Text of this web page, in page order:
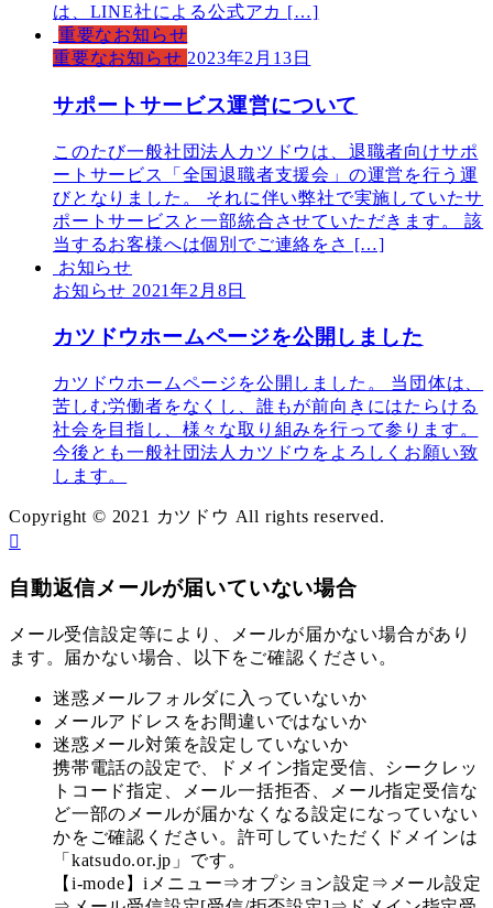
は、LINE社による公式アカ […]
重要なお知らせ
重要なお知らせ 2023年2月13日
サポートサービス運営について
このたび一般社団法人カツドウは、退職者向けサポ
ートサービス「全国退職者支援会」の運営を行う運
びとなりました。 それに伴い弊社で実施していたサ
ポートサービスと一部統合させていただきます。 該
当するお客様へは個別でご連絡をさ […]
お知らせ
お知らせ 2021年2月8日
カツドウホームページを公開しました
カツドウホームページを公開しました。 当団体は、
苦しむ労働者をなくし、誰もが前向きにはたらける
社会を目指し、様々な取り組みを行って参ります。
今後とも一般社団法人カツドウをよろしくお願い致
します。
Copyright © 2021 カツドウ All rights reserved.
自動返信メールが届いていない場合
メール受信設定等により、メールが届かない場合があり
ます。届かない場合、以下をご確認ください。
迷惑メールフォルダに入っていないか
メールアドレスをお間違いではないか
迷惑メール対策を設定していないか
携帯電話の設定で、ドメイン指定受信、シークレッ
トコード指定、メール一括拒否、メール指定受信な
ど一部のメールが届かなくなる設定になっていない
かをご確認ください。許可していただくドメインは
「katsudo.or.jp」です。
【i-mode】iメニュー⇒オプション設定⇒メール設定